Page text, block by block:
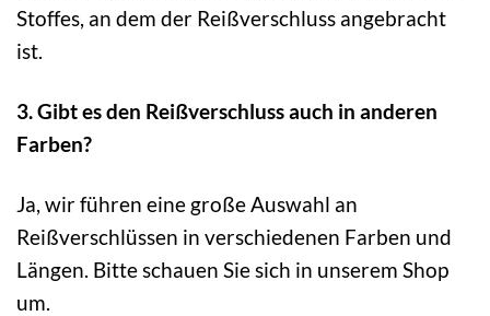
Stoffes, an dem der Reißverschluss angebracht
ist.
3. Gibt es den Reißverschluss auch in anderen
Farben?
Ja, wir führen eine große Auswahl an
Reißverschlüssen in verschiedenen Farben und
Längen. Bitte schauen Sie sich in unserem Shop
um.